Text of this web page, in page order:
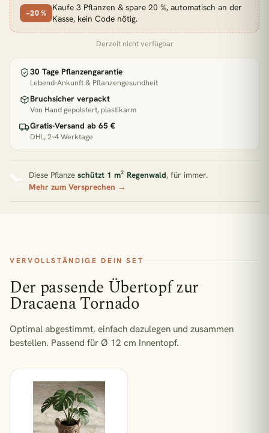
−20 %
Kaufe 3 Pflanzen & spare 20 %, automatisch an der
Kasse, kein Code nötig.
Derzeit nicht verfügbar
30 Tage Pflanzengarantie
Lebend-Ankunft & Pflanzengesundheit
Bruchsicher verpackt
Von Hand gepolstert, plastikarm
Gratis-Versand ab 65 €
DHL, 2–4 Werktage
Diese Pflanze schützt 1 m² Regenwald, für immer.
Mehr zum Versprechen →
VERVOLLSTÄNDIGE DEIN SET
Der passende Übertopf zur
Dracaena Tornado
Optimal abgestimmt, einfach dazulegen und zusammen
bestellen. Passend für Ø 12 cm Innentopf.
Pflanzen für direkte Sonne
Zimmerpflanzen Südfenster Pflegeleichte Pflanzen
Adiantum Fritz Luthi €22,90